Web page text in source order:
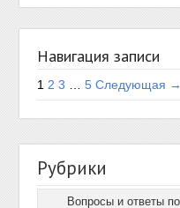
Навигация записи
1 2 3 5 Следующая →
Рубрики